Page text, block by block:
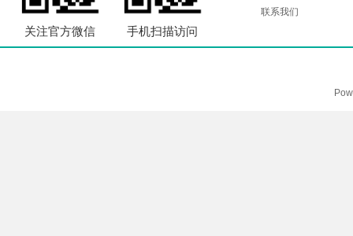
关注官方微信 手机扫描访问
联系我们